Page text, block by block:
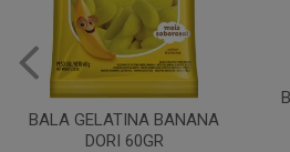
BALA GELATINA BANANA
DORI 60GR